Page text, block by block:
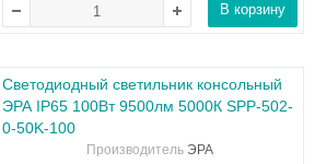
В корзину
Светодиодный светильник консольный
ЭРА IP65 100Вт 9500лм 5000К SPP-502-
0-50K-100
Производитель ЭРА